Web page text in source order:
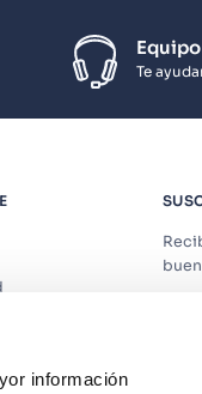
información
Te